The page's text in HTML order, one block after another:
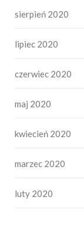
sierpień 2020
lipiec 2020
czerwiec 2020
maj 2020
kwiecień 2020
marzec 2020
luty 2020